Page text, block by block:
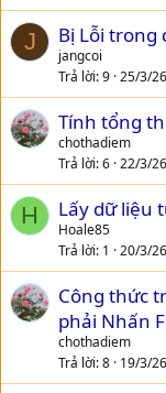
J Bị Lỗi trong
jangcoi
Trả lời 9 25/3/26
Tính tổng
chothadiem
Trả lời 6 22/3/26
H Lấy dữ liệu
Hoale85
Trả lời 1 20/3/26
Công thức
phải Nhấn
chothadiem
Trả lời 8 19/3/26